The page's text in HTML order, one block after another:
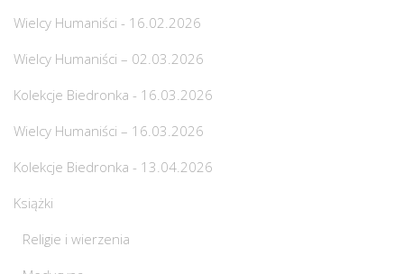
Wielcy Humaniści - 16.02.2026
Wielcy Humaniści – 02.03.2026
Kolekcje Biedronka - 16.03.2026
Wielcy Humaniści – 16.03.2026
Kolekcje Biedronka - 13.04.2026
Książki
Religie i wierzenia